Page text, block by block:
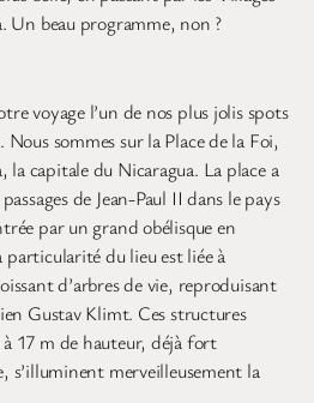
Un beau programme, non ?
voyage l’un de nos plus jolis spots
sommes sur la Place de la Foi,
capitale du Nicaragua. La place a
de Jean-Paul II dans le pays
par un grand obélisque en
particularité du lieu est liée à
d’arbres de vie, reproduisant
Gustav Klimt. Ces structures
17 m de hauteur, déjà fort
s’illuminent merveilleusement la